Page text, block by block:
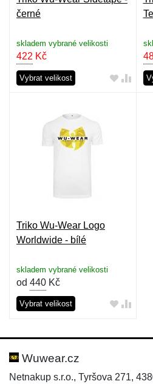
černé
skladem vybrané velikosti
422 Kč
Vybrat velikost
Triko Wu-Wear Logo
Worldwide - bílé
skladem vybrané velikosti
od 440 Kč
Vybrat velikost
Wuwear.cz
Netnakup s.r.o., Tyršova 271,